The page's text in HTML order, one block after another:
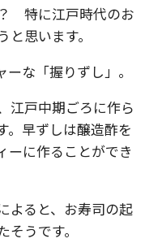
特に江戸時代のお
思います。
な「握りずし」。
江戸中期ごろに作ら
。早ずしは醸造酢を
ーに作ることができ
よると、お寿司の起
うです。